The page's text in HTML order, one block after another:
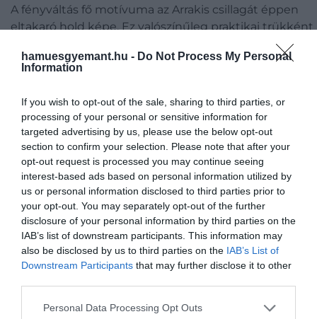
hamuesgyemant.hu - Do Not Process My Personal
Information
If you wish to opt-out of the sale, sharing to third parties, or
processing of your personal or sensitive information for
targeted advertising by us, please use the below opt-out
section to confirm your selection. Please note that after your
opt-out request is processed you may continue seeing
interest-based ads based on personal information utilized by
us or personal information disclosed to third parties prior to
your opt-out. You may separately opt-out of the further
disclosure of your personal information by third parties on the
IAB’s list of downstream participants. This information may
also be disclosed by us to third parties on the IAB’s List of
Downstream Participants that may further disclose it to other
Please note that this website/app uses one or more Google
Personal Data Processing Opt Outs
A fényváltás fő motívuma az Arrakis csillagát éppen
eltakaró hold képe. Ez valószínűleg praktikai trükként
gyönyörű volna, az élményhez azonban rengeteget
hozzátesz, hogyVilleneuve-nek és Frasernek sikerült a